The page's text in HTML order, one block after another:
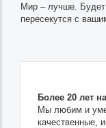
Мир – лучше.
пересекутся с
Более 20 лет
Мы любим и
качественные,